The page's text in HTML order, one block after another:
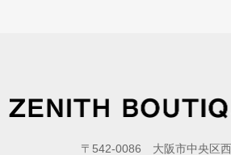
〒542-0086 大阪市中央区